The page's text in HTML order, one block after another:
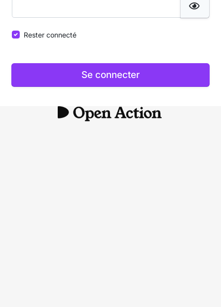
Rester connecté
Se connecter